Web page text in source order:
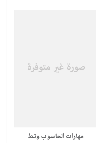
مهارات الحاسوب وتط